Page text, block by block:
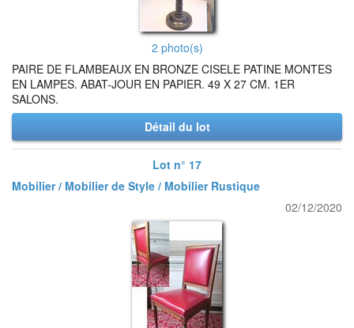
2 photo(s)
PAIRE DE FLAMBEAUX EN BRONZE CISELE PATINE MONTES
EN LAMPES. ABAT-JOUR EN PAPIER. 49 X 27 CM. 1ER
SALONS.
Détail du lot
Lot n° 17
Mobilier / Mobilier de Style / Mobilier Rustique
02/12/2020